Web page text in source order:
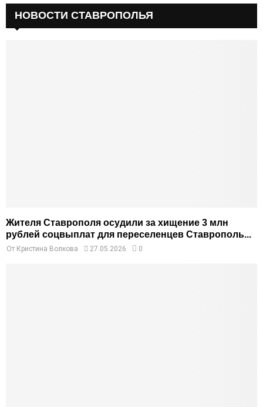
НОВОСТИ СТАВРОПОЛЬЯ
Жителя Ставрополя осудили за хищение 3 млн
рублей соцвыплат для переселенцев Ставрополь...
От Кристина Волкова 27.05.2026 0